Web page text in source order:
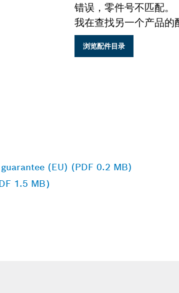
错误，零件号不匹配。
我在查找另一个产品的
浏览配件目录
(EU) (PDF 0.2 MB)
1.5 MB）